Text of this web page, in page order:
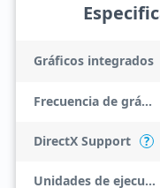
Gráficos integrados
Frecuencia de gráficos
DirectX Support ?
Unidades de ejecución